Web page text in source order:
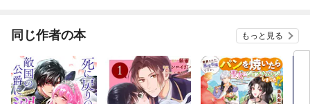
同じ作者の本 もっと見る